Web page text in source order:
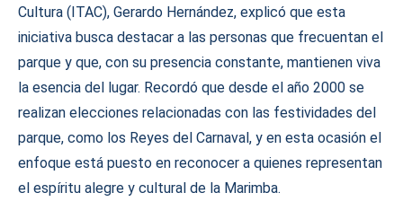
Cultura (ITAC), Gerardo Hernández, explicó que esta
iniciativa busca destacar a las personas que frecuentan el
parque y que, con su presencia constante, mantienen viva
la esencia del lugar. Recordó que desde el año 2000 se
realizan elecciones relacionadas con las festividades del
parque, como los Reyes del Carnaval, y en esta ocasión el
enfoque está puesto en reconocer a quienes representan
el espíritu alegre y cultural de la Marimba.